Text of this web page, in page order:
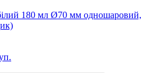
180 мл Ø70 мм одношаровий,